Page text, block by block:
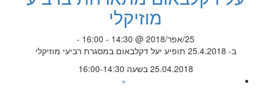
מוזיקלי
25/אפר/2018 @ 14:30 - 16:00 -
ב- 25.4.2018 תופיע יעל דקלבאום במסגרת רביעי מוזיקלי
25.04.2018 בשעה 16:00-14:30
«